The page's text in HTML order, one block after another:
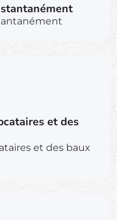
et des
et des baux